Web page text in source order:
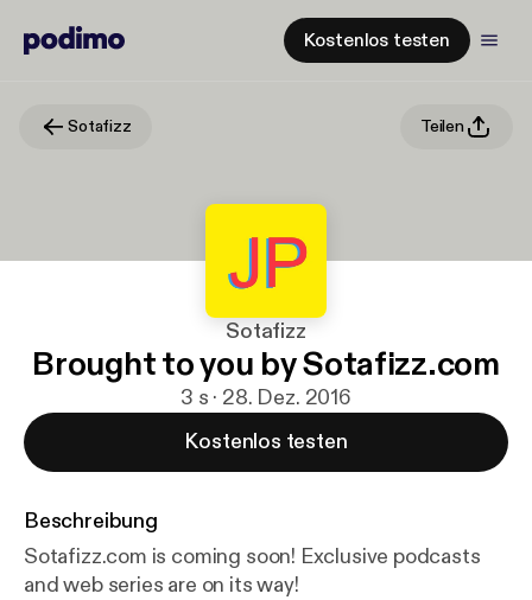
Kostenlos testen
Sotafizz Teilen
Sotafizz
Brought to you by Sotafizz.com
3 s · 28. Dez. 2016
Kostenlos testen
Beschreibung
Sotafizz.com is coming soon! Exclusive podcasts
and web series are on its way!